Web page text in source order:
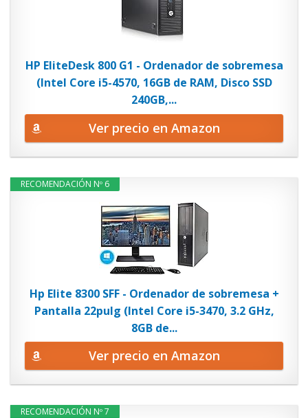
HP EliteDesk 800 G1 - Ordenador de sobremesa
(Intel Core i5-4570, 16GB de RAM, Disco SSD
240GB,...
Ver precio en Amazon
RECOMENDACIÓN Nº 6
Hp Elite 8300 SFF - Ordenador de sobremesa +
Pantalla 22pulg (Intel Core i5-3470, 3.2 GHz,
8GB de...
Ver precio en Amazon
RECOMENDACIÓN Nº 7